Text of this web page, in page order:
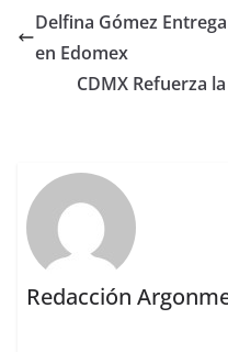
Delfina Gómez
en Edomex
CDMX Refuerza
Redacción